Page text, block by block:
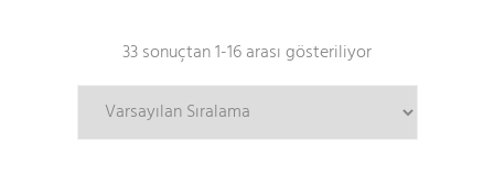
33 sonuçtan 1-16 arası gösteriliyor